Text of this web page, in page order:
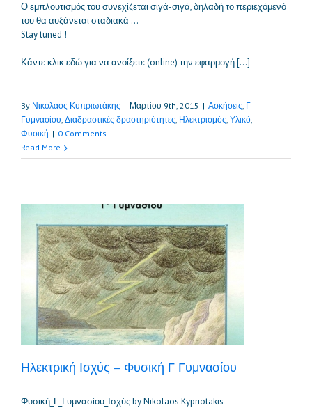
Ο εμπλουτισμός του συνεχίζεται σιγά-σιγά, δηλαδή το περιεχόμενό
του θα αυξάνεται σταδιακά …
Stay tuned !
Κάντε κλικ εδώ για να ανοίξετε (online) την εφαρμογή […]
By Νικόλαος Κυπριωτάκης | Μαρτίου 9th, 2015 | Ασκήσεις, Γ
Γυμνασίου, Διαδραστικές δραστηριότητες, Ηλεκτρισμός, Υλικό,
Φυσική | 0 Comments
Read More
Ηλεκτρική Ισχύς – Φυσική Γ Γυμνασίου
Φυσική_Γ_Γυμνασίου_Ισχύς by Nikolaos Kypriotakis